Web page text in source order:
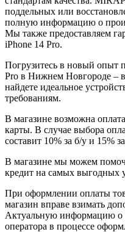
поддельных или
полную информацию о
Мы также предоставляем
iPhone 14 Pro.
Погрузитесь в новый опыт
Pro в Нижнем Новгороде –
найдете идеальное
требованиям.
В магазине возможна
карты. В случае выбора
составит 10% за б/у и 15%
В магазине мы можем
кредит на самых выгодных
При оформлении оплаты
магазин вправе взимать
Актуальную информацию о
оператора в процессе